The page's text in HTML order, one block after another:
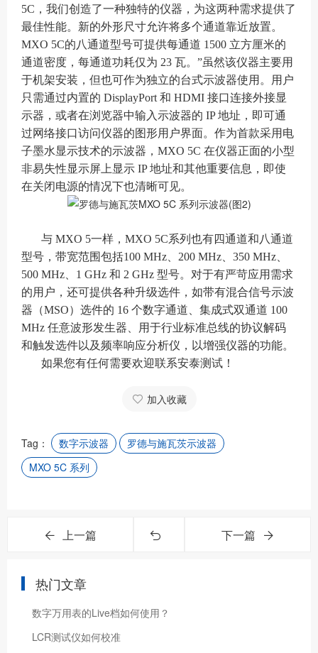
5C，我们创造了一种独特的仪器，为这两种需求提供了
最佳性能。新的外形尺寸允许将多个通道靠近放置。
MXO 5C的八通道型号可提供每通道 1500 立方厘米的
通道密度，每通道功耗仅为 23 瓦。”虽然该仪器主要用
于机架安装，但也可作为独立的台式示波器使用。用户
只需通过内置的 DisplayPort 和 HDMI 接口连接外接显
示器，或者在浏览器中输入示波器的 IP 地址，即可通
过网络接口访问仪器的图形用户界面。作为首款采用电
子墨水显示技术的示波器，MXO 5C 在仪器正面的小型
非易失性显示屏上显示 IP 地址和其他重要信息，即使
在关闭电源的情况下也清晰可见。
与 MXO 5一样，MXO 5C系列也有四通道和八通道
型号，带宽范围包括100 MHz、200 MHz、350 MHz、
500 MHz、1 GHz 和 2 GHz 型号。对于有严苛应用需求
的用户，还可提供各种升级选件，如带有混合信号示波
器（MSO）选件的 16 个数字通道、集成式双通道 100
MHz 任意波形发生器、用于行业标准总线的协议解码
和触发选件以及频率响应分析仪，以增强仪器的功能。
如果您有任何需要欢迎联系安泰测试！
加入收藏
Tag： 数字示波器
罗德与施瓦茨示波器
MXO 5C 系列
上一篇 下一篇
热门文章
数字万用表的Live档如何使用？
LCR测试仪如何校准